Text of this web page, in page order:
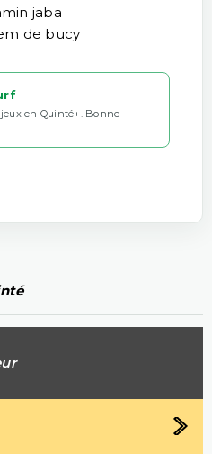
jaba
de bucy
jeux en Quinté+. Bonne